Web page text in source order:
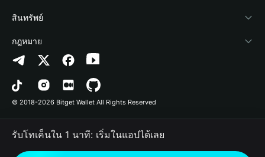
ศูนย์ช่วยเหลือ
ติดต่อเรา
ทรัพยากรข้อมูลของแบรนด์
อาชีพ
Crypto Swap API
Altcoin Season Index
Prediction Markets
DApp
RWA
Bitget Wallet Pay
ลิสต์โปรเจกต์
เทคโนโลยีความปลอดภัย
ซื้อคริปโต
การตรวจจับการอนุญาต
การตรวจจับสัญญา
การโอนเป็นชุด
สินทรัพย์
Arbitrum
Avalanche
Bitcoin
Polygon
กฎหมาย
นโยบายความเป็นส่วนตัว
ข้อตกลงในการใช้บริการ
© 2018-2026 Bitget Wallet All Rights Reserved
รับโทเค็นใน 1 นาที: เริ่มในแอปได้เลย